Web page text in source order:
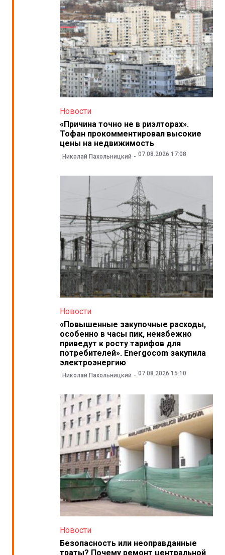
Новости
«Причина точно не в риэлторах».
Тофан прокомментировал высокие
цены на недвижимость
Николай Пахольницкий 07.08.2026 17:08
Новости
«Повышенные закупочные расходы,
особенно в часы пик, неизбежно
приведут к росту тарифов для
потребителей». Energocom закупила
электроэнергию
Николай Пахольницкий 07.08.2026 15:10
Новости
Безопасность или неоправданные
траты? Почему ремонт центральной